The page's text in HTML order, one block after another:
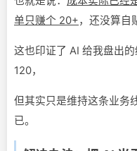
单只赚个 20+，还没算自
这也印证了 AI 给我盘出
120，
但其实只是维持这条业务
已。